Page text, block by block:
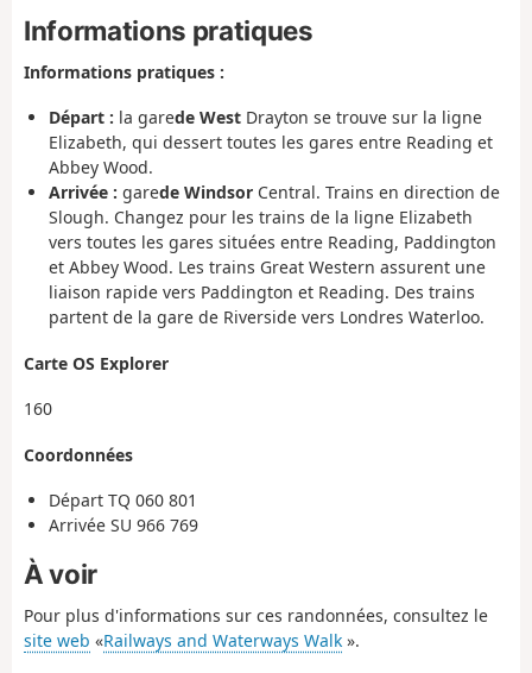
Informations pratiques
Informations pratiques :
Départ : la garede West Drayton se trouve sur la ligne
Elizabeth, qui dessert toutes les gares entre Reading et
Abbey Wood.
Arrivée : garede Windsor Central. Trains en direction de
Slough. Changez pour les trains de la ligne Elizabeth
vers toutes les gares situées entre Reading, Paddington
et Abbey Wood. Les trains Great Western assurent une
liaison rapide vers Paddington et Reading. Des trains
partent de la gare de Riverside vers Londres Waterloo.
Carte OS Explorer
160
Coordonnées
Départ TQ 060 801
Arrivée SU 966 769
À voir
Pour plus d'informations sur ces randonnées, consultez le
site web «Railways and Waterways Walk ».